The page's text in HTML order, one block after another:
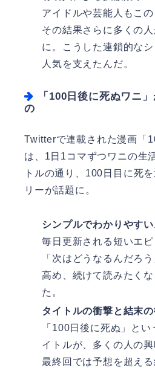
アイドルや芸能人もこの
その結果さらに多くの
に。こうした連鎖的な
人気を支えたんだ。
「100日後に死ぬワニ
の
Twitterで連載された漫画「
は、1日1コマずつワニの生
トルの通り、100日目に死
リーが話題に。
シンプルでわかりやす
毎日更新される短いエ
「次はどうなるんだろ
高め、続けて読みたく
た。
タイトルの衝撃と結末
「100日後に死ぬ」と
イトルが、多くの人の興
最終回では予想を超え